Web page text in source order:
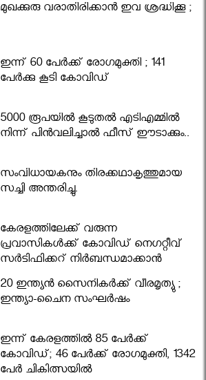
മുഖക്കുരു വരാതിരിക്കാന്‍ ഇവ ശ്രദ്ധിക്കൂ ;
ഇന്ന് 60 പേർക്ക് രോഗമുക്തി ; 141
പേര്‍ക്കു കൂടി കോവിഡ്
5000 രൂപയിൽ കൂടുതൽ എടിഎമ്മിൽ
നിന്ന് പിൻവലിച്ചാൽ ഫീസ് ഈടാക്കും..
സംവിധായകനും തിരക്കഥാകൃത്തുമായ
സച്ചി അന്തരിച്ചു.
കേരളത്തിലേക്ക് വരുന്ന
പ്രവാസികള്‍ക്ക് കോവിഡ് നെഗറ്റീവ്
സര്‍ട്ടിഫിക്കറ്റ് നിർബന്ധമാക്കാൻ
മന്ത്രിസഭ
20 ഇന്ത്യൻ സൈനികർക്ക് വീരമൃത്യു ;
ഇന്ത്യാ-ചൈന സംഘർഷം
ഇന്ന് കേരളത്തിൽ 85 പേർക്ക്
കോവിഡ്; 46 പേർക്ക് രോഗമുക്തി, 1342
പേർ ചികിത്സയിൽ